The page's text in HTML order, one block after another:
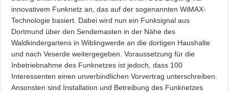
innovativem Funknetz an, das auf der sogenannten WiMAX-
Technologie basiert. Dabei wird nun ein Funksignal aus
Dortmund über den Sendemasten in der Nähe des
Waldkindergartens in Wiblingwerde an die dortigen Haushalte
und nach Veserde weitergegeben. Voraussetzung für die
Inbetriebnahme des Funknetzes ist jedoch, dass 100
Interessenten einen unverbindlichen Vorvertrag unterschreiben.
Ansonsten sind Installation und Betreibung des Funknetzes